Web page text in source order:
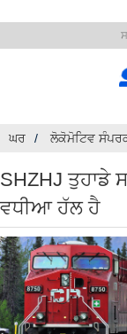
ਘਰ ਲੋਕੋਮੋਟਿਵ
SHZHJ ਤੁਹਾਡੇ
ਵਧੀਆ ਹੱਲ ਹੈ